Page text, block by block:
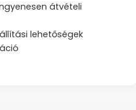
átvételi
lehetőségek